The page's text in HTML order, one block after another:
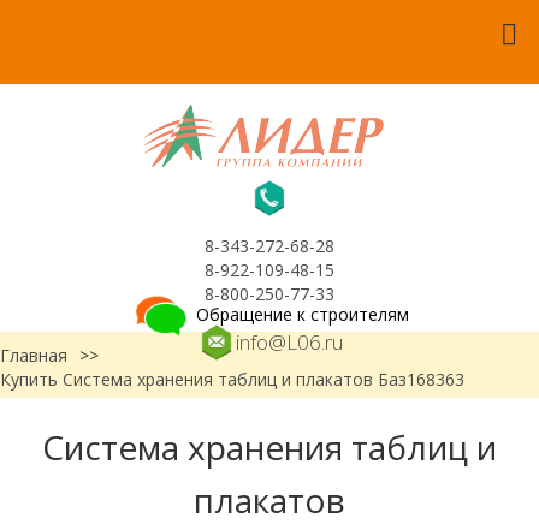
8-343-272-68-28
8-922-109-48-15
8-800-250-77-33
info@L06.ru
Обращение к строителям
Главная
>>
Купить Система хранения таблиц и плакатов Баз168363
Система хранения таблиц и
плакатов